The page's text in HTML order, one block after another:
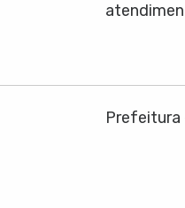
Prefeitura